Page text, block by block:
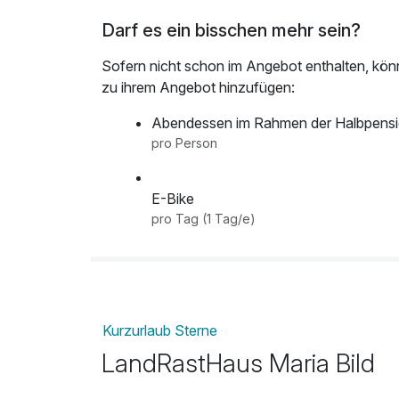
**Embodiment-Core Training
verschiedene Bewegungsformen wie Yoga,
Achtsamkeit und mentalen Techniken.
Durch diese Integration von Körper &
abzubauen, die Körperhaltung zu
Darf es ein bisschen mehr sein?
Sofern nicht schon im Angebot enthalten,
zu ihrem Angebot hinzufügen:
Abendessen im Rahmen der
pro Person
E-Bike
pro Tag (1 Tag/e)
Kurzurlaub Sterne
LandRastHaus Maria Bild